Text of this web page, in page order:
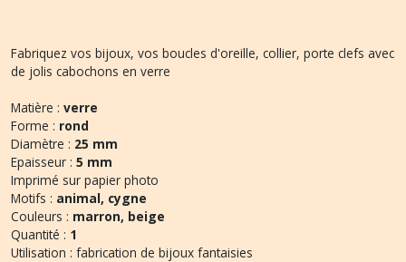
Fabriquez vos bijoux, vos boucles d'oreille, collier, porte clefs avec
de jolis cabochons en verre
Matière : verre
Forme : rond
Diamètre : 25 mm
Epaisseur : 5 mm
Imprimé sur papier photo
Motifs : animal, cygne
Couleurs : marron, beige
Quantité : 1
Utilisation : fabrication de bijoux fantaisies